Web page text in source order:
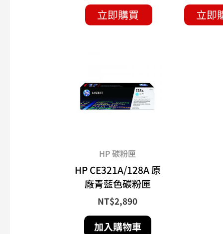
立即購買 立即
HP 碳粉匣
HP CE321A/128A 原
廠青藍色碳粉匣
NT$2,890
加入購物車